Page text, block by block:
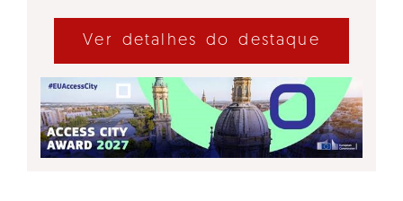
Ver detalhes do destaque